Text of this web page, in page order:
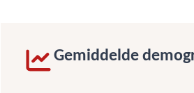
Gemiddelde